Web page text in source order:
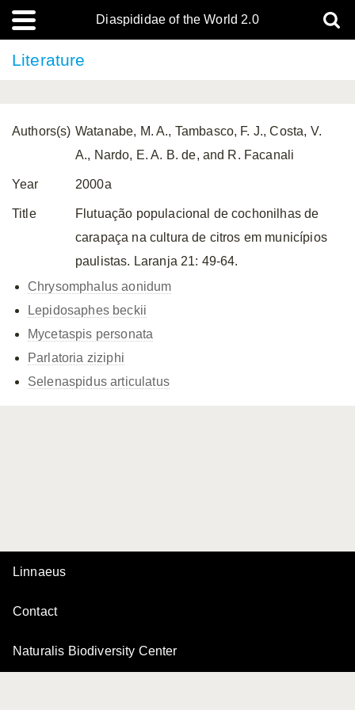
Diaspididae of the World 2.0
Literature
Authors(s) Watanabe, M. A., Tambasco, F. J., Costa, V.
A., Nardo, E. A. B. de, and R. Facanali
Year 2000a
Title
Flutuação populacional de cochonilhas de
carapaça na cultura de citros em municípios
paulistas. Laranja 21: 49-64.
Chrysomphalus aonidum
Lepidosaphes beckii
Mycetaspis personata
Parlatoria ziziphi
Selenaspidus articulatus
Linnaeus
Contact
Naturalis Biodiversity Center